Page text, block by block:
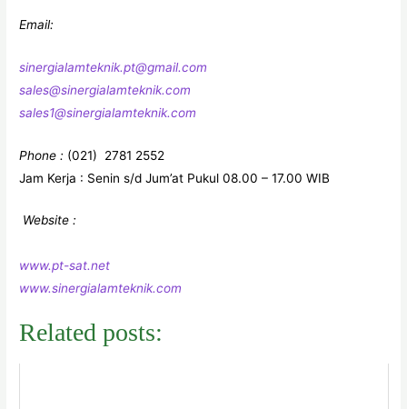
Email:
sinergialamteknik.pt@gmail.com
sales@sinergialamteknik.com
sales1@sinergialamteknik.com
Phone : (021)
2781 2552
Jam Kerja : Senin s/d Jum’at Pukul 08.00 – 17.00 WIB
Website :
www.pt-sat.net
www.sinergialamteknik.com
Related posts: